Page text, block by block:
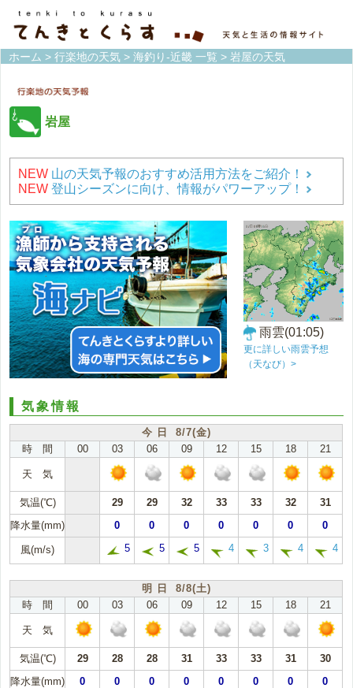
ホーム > 行楽地の天気 > 海釣り-近畿 一覧 > 岩屋の天気
岩屋
NEW 山の天気予報のおすすめ活用方法をご紹介！
NEW 登山シーズンに向け、情報がパワーアップ！
雨雲(01:05)
更に詳しい雨雲予想
（天なび）>
気象情報
今 日 8/7(金)
時 間
00 03 06 09 12 15 18 21
天 気
気温(℃) 29 29 32 33 33 32
31
降水量(mm)
0 0 0 0 0 0 0
風(m/s) 5 5 5 4 3 4 4
明 日 8/8(土)
時 間
00 03 06 09 12 15 18 21
天 気
気温(℃) 29 28 28 31 33 33 31
30
降水量(mm)
0 0 0 0 0 0 0 0